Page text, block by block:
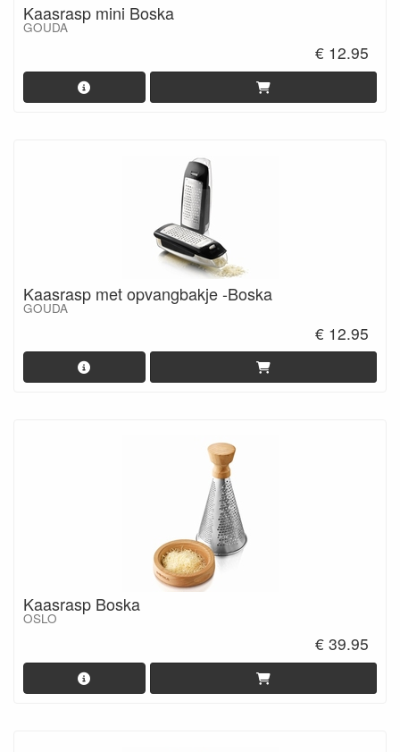
Kaasrasp mini Boska
GOUDA
€ 12.95
Kaasrasp met opvangbakje -Boska
GOUDA
€ 12.95
Kaasrasp Boska
OSLO
€ 39.95